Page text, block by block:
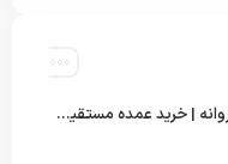
قیمت پتو تک نفره برجسته پروانه | خرید عمده مستقیم با بهترین قیمت بازار